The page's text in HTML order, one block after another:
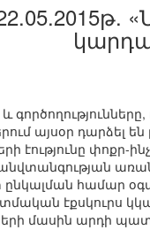
այսօր դարձել
էությունը փոքր-
ընկալման համար
մասին արդի